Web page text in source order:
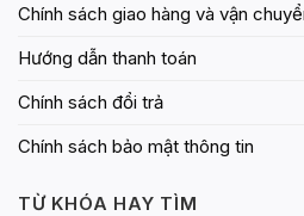
Chính sách giao hàng và vận
Hướng dẫn thanh toán
Chính sách đổi trả
Chính sách bảo mật thông tin
TỪ KHÓA HAY TÌM